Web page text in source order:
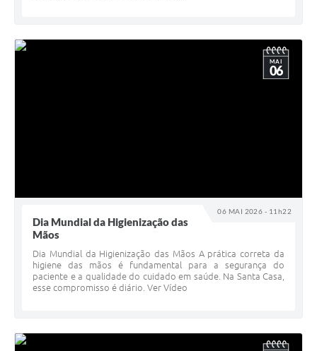
06 MAI 2026 - 11h22
MAI
06
Dia Mundial da Higienização das
Mãos
Dia Mundial da Higienização das Mãos A prática correta da
higiene das mãos é fundamental para a segurança do
paciente e a qualidade do cuidado em saúde. Na Santa Casa,
esse compromisso é diário. Ver Vídeo